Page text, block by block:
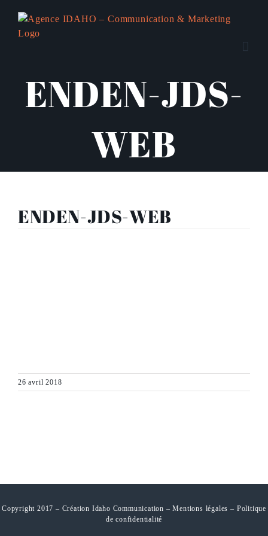
contenu
ENDEN-JDS-
WEB
ENDEN-JDS-WEB
26 avril 2018
Copyright 2017 – Création Idaho Communication –Mentions légales – Politique
de confidentialité